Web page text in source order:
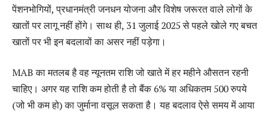
पेंशनभोगियों, प्रधानमंत्री जनधन योजना और विशेष जरूरत वाले लोगों के
खातों पर लागू नहीं होंगे। साथ ही, 31 जुलाई 2025 से पहले खोले गए बचत
खातों पर भी इन बदलावों का असर नहीं पड़ेगा।
MAB का मतलब है वह न्यूनतम राशि जो खाते में हर महीने औसतन रहनी
चाहिए। अगर यह राशि कम होती है तो बैंक 6% या अधिकतम 500 रुपये
(जो भी कम हो) का जुर्माना वसूल सकता है। यह बदलाव ऐसे समय में आया